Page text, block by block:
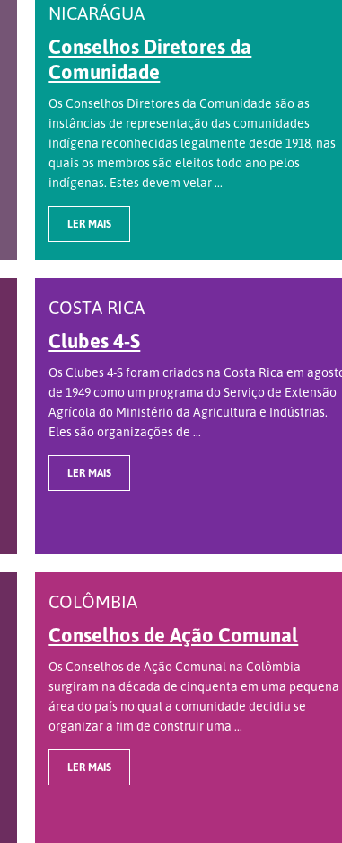
NICARÁGUA
Conselhos Diretores da
Comunidade
Os Conselhos Diretores da Comunidade são as
instâncias de representação das comunidades
indígena reconhecidas legalmente desde 1918, nas
quais os membros são eleitos todo ano pelos
indígenas. Estes devem velar ...
LER MAIS
COSTA RICA
Clubes 4-S
Os Clubes 4-S foram criados na Costa Rica em
de 1949 como um programa do Serviço de Extensão
Agrícola do Ministério da Agricultura e Indústrias.
Eles são organizações de ...
LER MAIS
COLÔMBIA
Conselhos de Ação Comunal
Os Conselhos de Ação Comunal na Colômbia
surgiram na década de cinquenta em uma pequena
área do país no qual a comunidade decidiu se
organizar a fim de construir uma ...
LER MAIS